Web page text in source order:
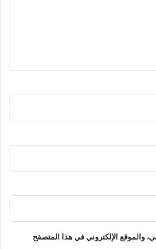
والموقع الإلكتروني في هذا المتصفح